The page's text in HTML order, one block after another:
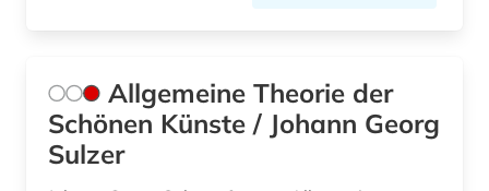
england (1)
englisch (23)
Allgemeine Theorie der
Schönen Künste / Johann Georg
Sulzer